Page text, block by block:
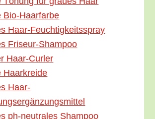
Bio-Haarfarbe
Haar-Feuchtigkeitsspray
Friseur-Shampoo
Haar-Curler
Haarkreide
Haar-
ph-neu­­tra­­les Shampoo